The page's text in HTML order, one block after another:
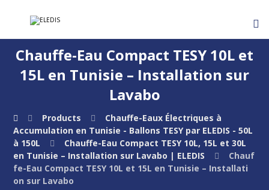
Chauffe-Eau Compact TESY 10L et
15L en Tunisie – Installation sur
Lavabo
Products
Chauffe-Eaux Électriques à
Accumulation en Tunisie - Ballons TESY par ELEDIS - 50L
à 150L
Chauffe-Eau Compact TESY 10L, 15L et 30L
en Tunisie – Installation sur Lavabo | ELEDIS
Chauf
fe-Eau Compact TESY 10L et 15L en Tunisie – Installati
on sur Lavabo